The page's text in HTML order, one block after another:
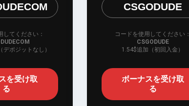
してください：
デポジットなし）
を受け取
る
CSGODUDE
コードを使用してください
CSGODUDE
1.54$追加（初回入金）
ボーナスを受け取
る